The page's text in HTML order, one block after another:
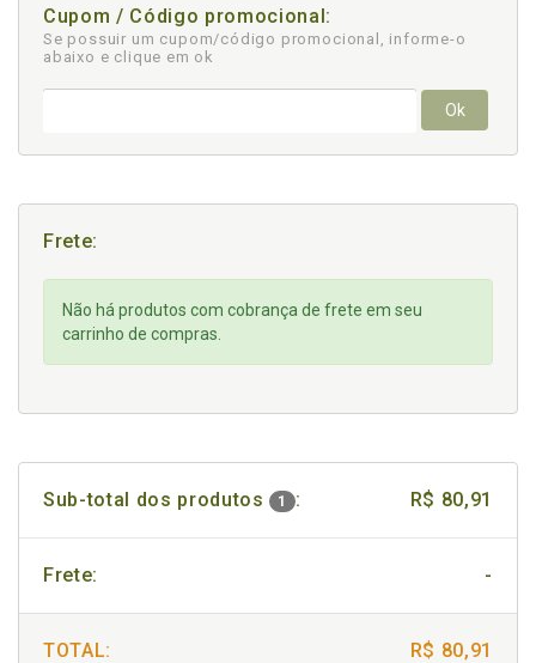
Cupom / Código promocional:
Se possuir um cupom/código promocional, informe-o
abaixo e clique em ok
Ok
Frete:
Não há produtos com cobrança de frete em seu
carrinho de compras.
Sub-total dos produtos 1 : R$ 80,91
Frete: -
TOTAL: R$ 80,91